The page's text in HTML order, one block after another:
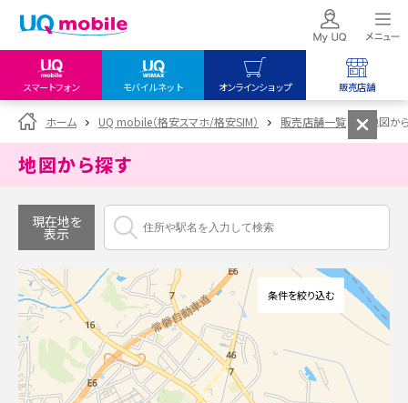
スマートフォン モバイルネット オンラインショップ 販売店舗
my UQ WiMAX
UQ WiMAX ご契約の方
My UQ mobile
UQ mobile
UQ mobile
オンラインショップ
UQ WiMAX
UQ mobile
販売店舗
UQ WiMAX
ホーム UQ mobile（格安スマホ/格安SIM） 販売店舗一覧 地図か
地図から探す
現在地を
表示
条件を絞り込む